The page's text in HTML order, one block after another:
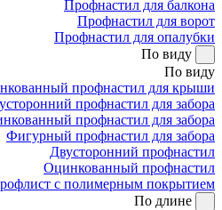
Профнастил для балкона
Профнастил для ворот
Профнастил для опалубки
По виду
По виду
профнастил для крыши
профнастил для забора
профнастил для забора
Фигурный профнастил для забора
Двусторонний профнастил
Оцинкованный профнастил
с полимерным покрытием
По длине